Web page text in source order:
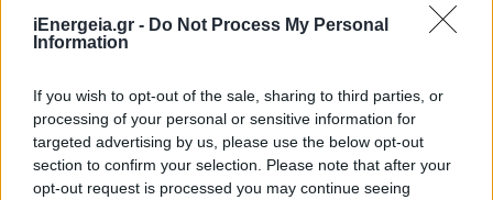
iEnergeia.gr - Do Not Process My Personal
Information
If you wish to opt-out of the sale, sharing to third parties, or
processing of your personal or sensitive information for
targeted advertising by us, please use the below opt-out
section to confirm your selection. Please note that after your
opt-out request is processed you may continue seeing
στα αγαπημένα σου στη
Google
ΠΑΣΟΚ ΚΥΒΕΡΝΗΣΗ ΕΛΛΑΔΑ 20